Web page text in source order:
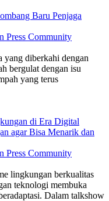
Baru Penjaga
Press Community
yang diberkahi dengan
bergulat dengan isu
yang terus
di Era Digital
agar Bisa Menarik dan
Press Community
lingkungan berkualitas
teknologi membuka
Dalam talkshow